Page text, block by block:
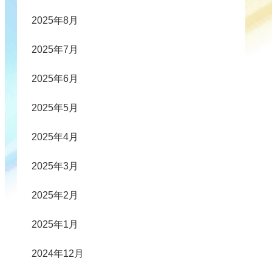
2025年8月
2025年7月
2025年6月
2025年5月
2025年4月
2025年3月
2025年2月
2025年1月
2024年12月